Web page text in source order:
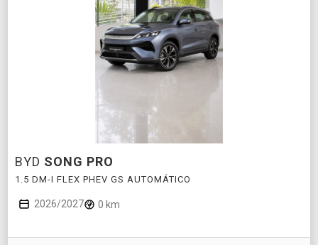
BYD SONG PRO
1.5 DM-I FLEX PHEV GS AUTOMÁTICO
2026/2027 0 km